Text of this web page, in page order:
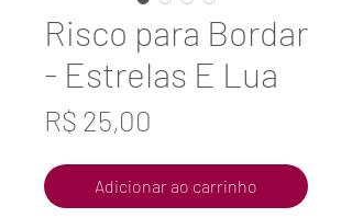
Risco para Bordar
- Estrelas E Lua
R$ 25,00
Adicionar ao carrinho